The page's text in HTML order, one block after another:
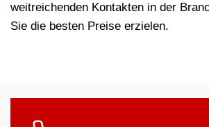
weitreichenden Kontakten in der
Sie die besten Preise erzielen.